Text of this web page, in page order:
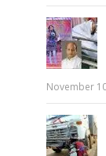
November